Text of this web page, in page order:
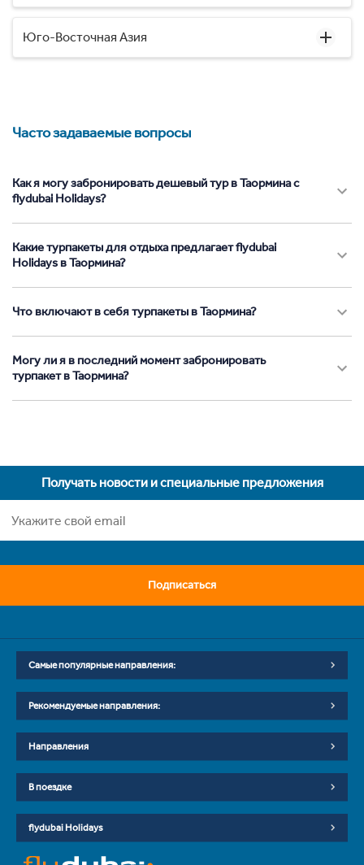
Юго-Восточная Азия
Часто задаваемые вопросы
Как я могу забронировать дешевый тур в Таормина с
flydubai Holidays?
Какие турпакеты для отдыха предлагает flydubai
Holidays в Таормина?
Что включают в себя турпакеты в Таормина?
Могу ли я в последний момент забронировать
турпакет в Таормина?
Получать новости и специальные предложения
Подписаться
Самые популярные направления:
Рекомендуемые направления:
Направления
В поездке
flydubai Holidays